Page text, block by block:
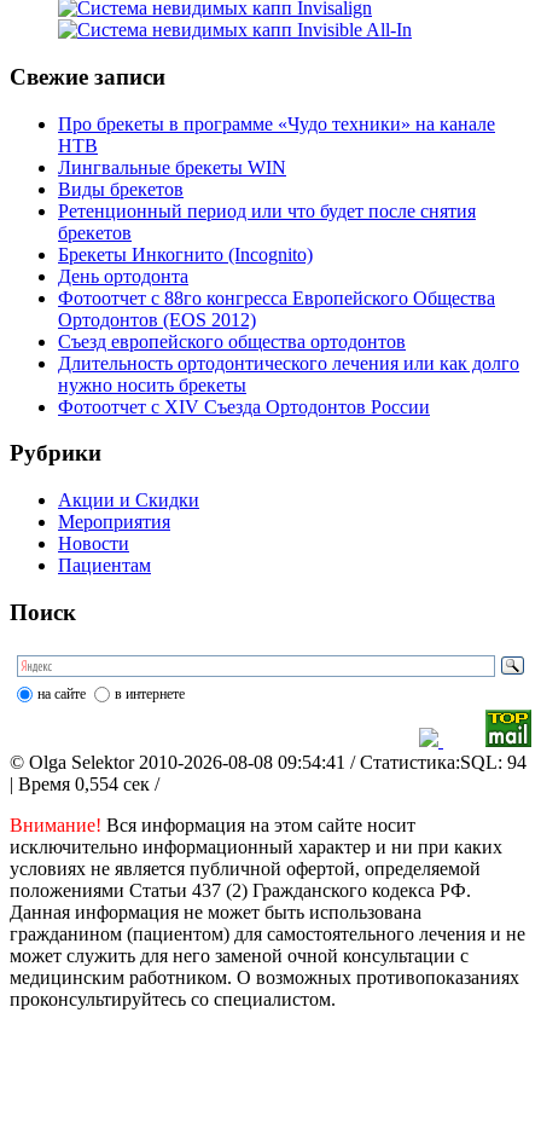
Свежие записи
Про брекеты в программе «Чудо техники» на канале
НТВ
Лингвальные брекеты WIN
Виды брекетов
Ретенционный период или что будет после снятия
брекетов
Брекеты Инкогнито (Incognito)
День ортодонта
Фотоотчет с 88го конгресса Европейского Общества
Ортодонтов (EOS 2012)
Съезд европейского общества ортодонтов
Длительность ортодонтического лечения или как долго
нужно носить брекеты
Фотоотчет с XIV Съезда Ортодонтов России
Рубрики
Акции и Скидки
Мероприятия
Новости
Пациентам
Поиск
на сайте в интернете
© Olga Selektor 2010-2026-08-08 09:54:41 / Статистика:SQL: 94
| Время 0,554 сек /
Внимание! Вся информация на этом сайте носит
исключительно информационный характер и ни при каких
условиях не является публичной офертой, определяемой
положениями Статьи 437 (2) Гражданского кодекса РФ.
Данная информация не может быть использована
гражданином (пациентом) для самостоятельного лечения и не
может служить для него заменой очной консультации с
медицинским работником. О возможных противопоказаниях
проконсультируйтесь со специалистом.